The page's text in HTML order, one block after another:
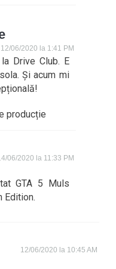
12/06/2020 la 1:41 PM
Drive Club. E
Și acum mi
producție
06/2020 la 11:33 PM
GTA 5 Muls
Edition.
12/06/2020 la 10:45 AM